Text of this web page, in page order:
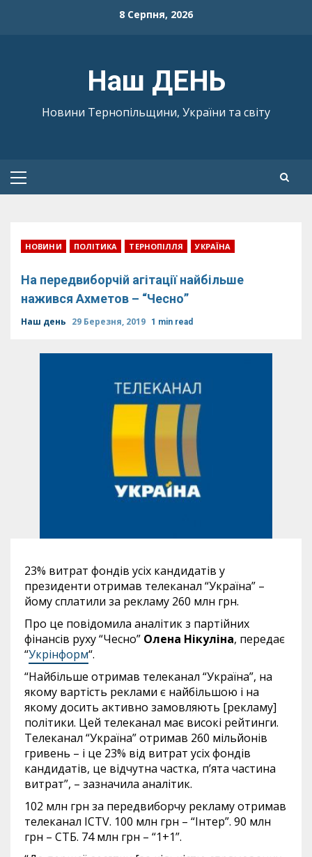
8 Серпня, 2026
Наш ДЕНЬ
Новини Тернопільщини, України та світу
Primary
НОВИНИ ПОЛІТИКА ТЕРНОПІЛЛЯ УКРАЇНА
На передвиборчій агітації найбільше
нажився Ахметов – “Чесно”
Наш день 29 Березня, 2019 1 min read
23% витрат фондів усіх кандидатів у
президенти отримав телеканал “Україна” –
йому сплатили за рекламу 260 млн грн.
Про це повідомила аналітик з партійних
фінансів руху “Чесно” Олена Нікуліна, передає
“Укрінформ“.
“Найбільше отримав телеканал “Україна”, на
якому вартість реклами є найбільшою і на
якому досить активно замовляють [рекламу]
політики. Цей телеканал має високі рейтинги.
Телеканал “Україна” отримав 260 мільйонів
гривень – і це 23% від витрат усіх фондів
кандидатів, це відчутна частка, п’ята частина
витрат”, – зазначила аналітик.
102 млн грн за передвиборчу рекламу отримав
телеканал ICTV. 100 млн грн – “Інтер”. 90 млн
грн – СТБ. 74 млн грн – “1+1”.